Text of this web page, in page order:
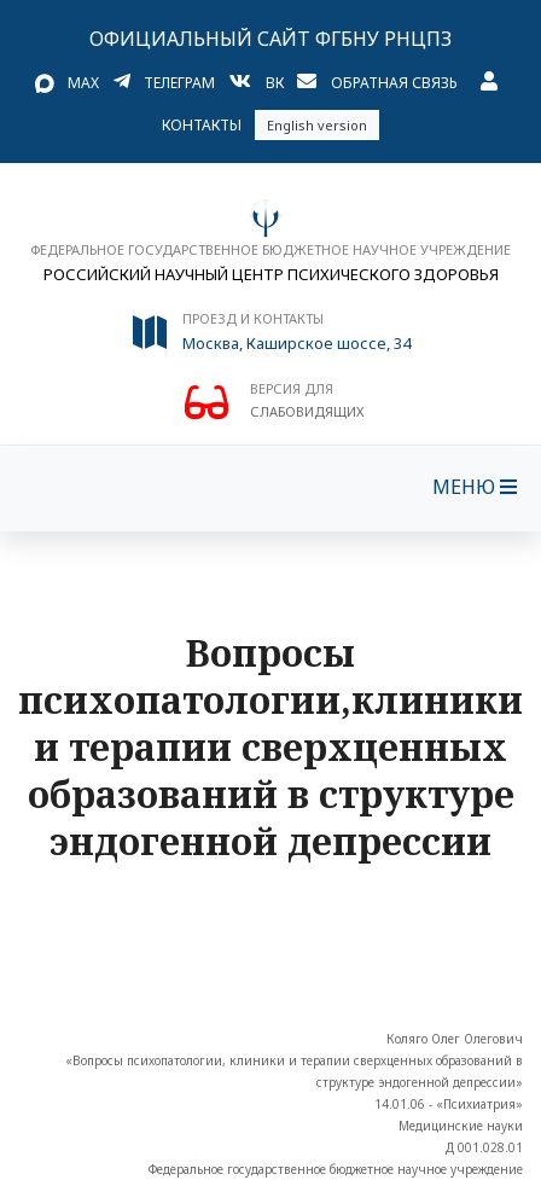
ОФИЦИАЛЬНЫЙ САЙТ ФГБНУ РНЦПЗ
MAX ТЕЛЕГРАМ ВК ОБРАТНАЯ СВЯЗЬ
КОНТАКТЫ English version
ФЕДЕРАЛЬНОЕ ГОСУДАРСТВЕННОЕ БЮДЖЕТНОЕ НАУЧНОЕ УЧРЕЖДЕНИЕ
РОССИЙСКИЙ НАУЧНЫЙ ЦЕНТР ПСИХИЧЕСКОГО ЗДОРОВЬЯ
ПРОЕЗД И КОНТАКТЫ
Москва, Каширское шоссе, 34
ВЕРСИЯ ДЛЯ
СЛАБОВИДЯЩИХ
МЕНЮ
Вопросы
психопатологии,клиники
и терапии сверхценных
образований в структуре
эндогенной депрессии
Коляго Олег Олегович
«Вопросы психопатологии, клиники и терапии сверхценных образований в
структуре эндогенной депрессии»
14.01.06 - «Психиатрия»
Медицинские науки
Д 001.028.01
Федеральное государственное бюджетное научное учреждение